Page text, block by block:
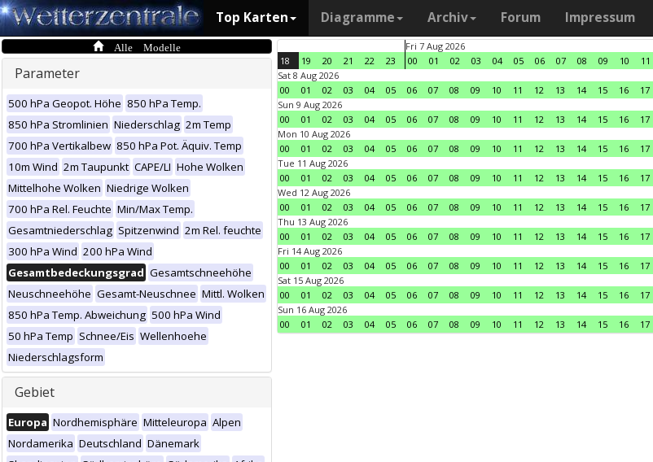
Top Karten Diagramme Archiv Forum Impressum
Alle Modelle
Parameter
500 hPa Geopot. Höhe 850 hPa Temp.
850 hPa Stromlinien Niederschlag 2m Temp
700 hPa Vertikalbew 850 hPa Pot. Äquiv. Temp
10m Wind 2m Taupunkt CAPE/LI Hohe Wolken
Mittelhohe Wolken Niedrige Wolken
700 hPa Rel. Feuchte Min/Max Temp.
Gesamtniederschlag Spitzenwind 2m Rel. feuchte
300 hPa Wind 200 hPa Wind
Gesamtbedeckungsgrad Gesamtschneehöhe
Neuschneehöhe Gesamt-Neuschnee Mittl. Wolken
850 hPa Temp. Abweichung 500 hPa Wind
50 hPa Temp Schnee/Eis Wellenhoehe
Niederschlagsform
Gebiet
Europa Nordhemisphäre Mitteleuropa Alpen
Nordamerika Deutschland Dänemark
18 19 20 21 22 23
Fri 7 Aug 2026
00
01 02 03 04 05 06 07 08 09 10 11
Sat 8 Aug 2026
00
01 02 03 04 05 06 07 08 09 10 11 12 13 14 15 16 17
Sun 9 Aug 2026
00
01 02 03 04 05 06 07 08 09 10 11 12 13 14 15 16 17
Mon 10 Aug 2026
00
01 02 03 04 05 06 07 08 09 10 11 12 13 14 15 16 17
Tue 11 Aug 2026
00
01 02 03 04 05 06 07 08 09 10 11 12 13 14 15 16 17
Wed 12 Aug 2026
00
01 02 03 04 05 06 07 08 09 10 11 12 13 14 15 16 17
Thu 13 Aug 2026
00
01 02 03 04 05 06 07 08 09 10 11 12 13 14 15 16 17
Fri 14 Aug 2026
00
01 02 03 04 05 06 07 08 09 10 11 12 13 14 15 16 17
Sat 15 Aug 2026
00
01 02 03 04 05 06 07 08 09 10 11 12 13 14 15 16 17
Sun 16 Aug 2026
00
01 02 03 04 05 06 07 08 09 10 11 12 13 14 15 16 17